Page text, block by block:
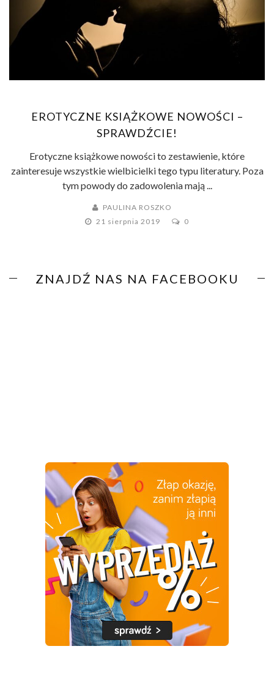
EROTYCZNE KSIĄŻKOWE NOWOŚCI –
SPRAWDŹCIE!
Erotyczne książkowe nowości to zestawienie, które
zainteresuje wszystkie wielbicielki tego typu literatury. Poza
tym powody do zadowolenia mają ...
PAULINA ROSZKO
21 sierpnia 2019
0
ZNAJDŹ NAS NA FACEBOOKU